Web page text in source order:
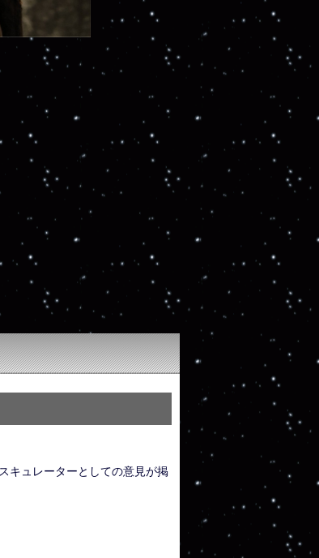
キュレーターとしての意見が掲